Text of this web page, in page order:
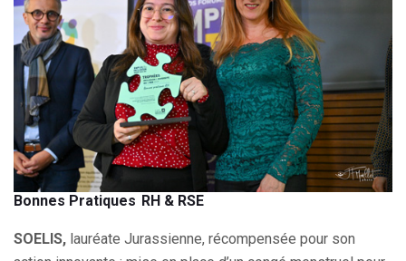
Bonnes Pratiques RH & RSE
SOELIS, lauréate Jurassienne, récompensée pour son